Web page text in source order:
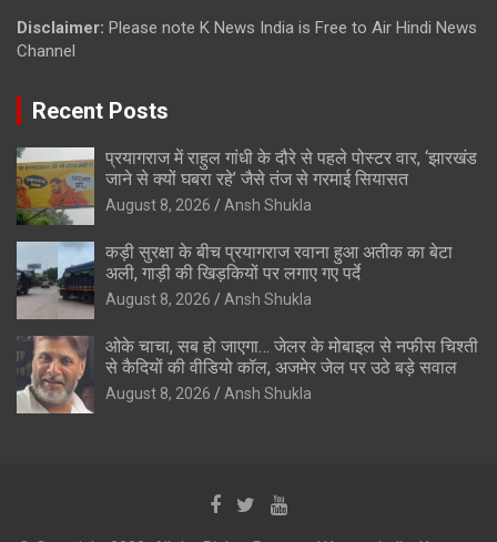
Disclaimer: Please note K News India is Free to Air Hindi News
Channel
Recent Posts
प्रयागराज में राहुल गांधी के दौरे से पहले पोस्टर वार, ‘झारखंड
जाने से क्यों घबरा रहे’ जैसे तंज से गरमाई सियासत
August 8, 2026 Ansh Shukla
कड़ी सुरक्षा के बीच प्रयागराज रवाना हुआ अतीक का बेटा
अली, गाड़ी की खिड़कियों पर लगाए गए पर्दे
August 8, 2026 Ansh Shukla
ओके चाचा, सब हो जाएगा… जेलर के मोबाइल से नफीस चिश्ती
से कैदियों की वीडियो कॉल, अजमेर जेल पर उठे बड़े सवाल
August 8, 2026 Ansh Shukla